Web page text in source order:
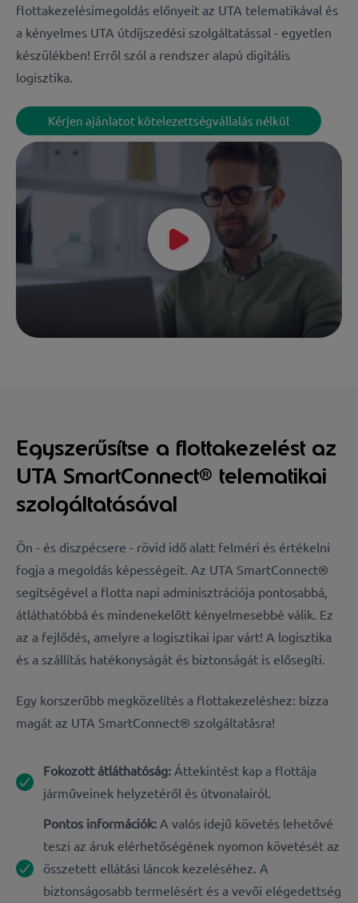
flottakezelésimegoldás előnyeit az UTA telematikával és
a kényelmes UTA útdíjszedési szolgáltatással - egyetlen
készülékben! Erről szól a rendszer alapú digitális
logisztika.
Kérjen ajánlatot kötelezettségvállalás nélkül
Egyszerűsítse a flottakezelést az
UTA SmartConnect® telematikai
szolgáltatásával
Ön - és diszpécsere - rövid idő alatt felméri és értékelni
fogja a megoldás képességeit. Az UTA SmartConnect®
segítségével a flotta napi adminisztrációja pontosabbá,
átláthatóbbá és mindenekelőtt kényelmesebbé válik. Ez
az a fejlődés, amelyre a logisztikai ipar várt! A logisztika
és a szállítás hatékonyságát és biztonságát is elősegíti.
Egy korszerűbb megközelítés a flottakezeléshez: bízza
magát az UTA SmartConnect® szolgáltatásra!
Fokozott átláthatóság: Áttekintést kap a flottája
járműveinek helyzetéről és útvonalairól.
Pontos információk: A valós idejű követés lehetővé
teszi az áruk elérhetőségének nyomon követését az
összetett ellátási láncok kezeléséhez. A
biztonságosabb termelésért és a vevői elégedettség